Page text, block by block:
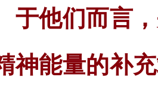
于他们而言
神能量的补